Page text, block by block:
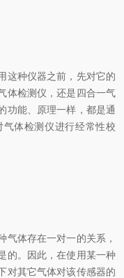
这种仪器之前，先对它的
体检测仪，还是四合一气
功能、原理一样，都是通
体检测仪进行经常性校
气体存在一对一的关系，
的。因此，在使用某一种
对其它气体对该传感器的